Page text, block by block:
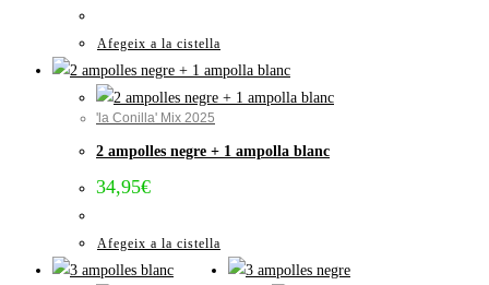
Afegeix a la cistella
'la Conilla' Mix 2025
2 ampolles negre + 1 ampolla blanc
34,95€
Afegeix a la cistella